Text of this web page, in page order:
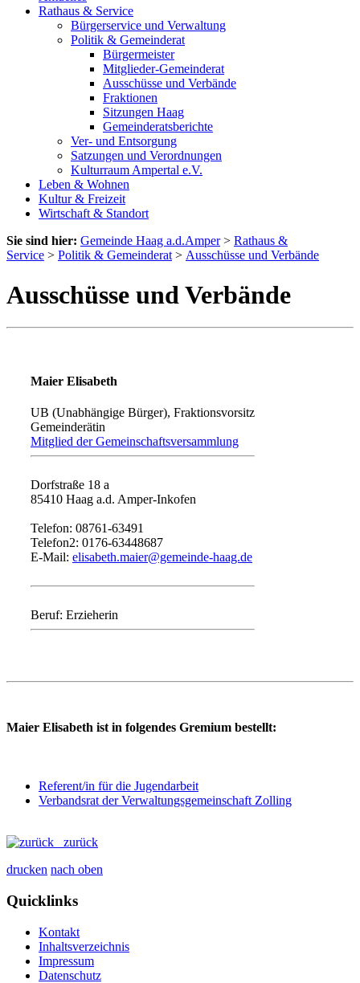
Rathaus & Service
Bürgerservice und Verwaltung
Politik & Gemeinderat
Bürgermeister
Mitglieder-Gemeinderat
Ausschüsse und Verbände
Fraktionen
Sitzungen Haag
Gemeinderatsberichte
Ver- und Entsorgung
Satzungen und Verordnungen
Kulturraum Ampertal e.V.
Leben & Wohnen
Kultur & Freizeit
Wirtschaft & Standort
Sie sind hier: Gemeinde Haag a.d.Amper> Rathaus &
Service > Politik & Gemeinderat > Ausschüsse und Verbände
Ausschüsse und Verbände
Maier Elisabeth
UB (Unabhängige Bürger), Fraktionsvorsitz
Gemeinderätin
Mitglied der Gemeinschaftsversammlung
Dorfstraße 18 a
85410 Haag a.d. Amper-Inkofen
Telefon: 08761-63491
Telefon2: 0176-63448687
E-Mail: elisabeth.maier@gemeinde-haag.de
Beruf: Erzieherin
Maier Elisabeth ist in folgendes Gremium bestellt:
Referent/in für die Jugendarbeit
Verbandsrat der Verwaltungsgemeinschaft Zolling
zurück
drucken nach oben
Quicklinks
Kontakt
Inhaltsverzeichnis
Impressum
Datenschutz